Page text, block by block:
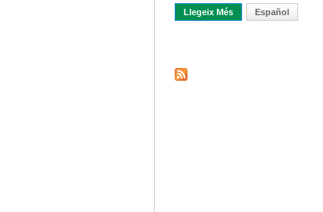
Llegeix Més Sobre Visió Global
Español